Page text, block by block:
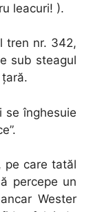
leacuri! ).
tren nr. 342,
sub steagul
se înghesuie
pe care tatăl
percepe un
Wester